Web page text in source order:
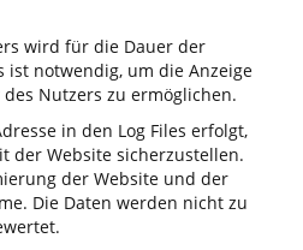
wird für die Dauer der
ist notwendig, um die Anzeige
Nutzers zu ermöglichen.
in den Log Files erfolgt,
der Website sicherzustellen.
der Website und der
Die Daten werden nicht zu